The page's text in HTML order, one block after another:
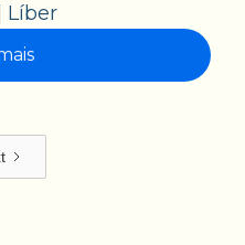
Líber